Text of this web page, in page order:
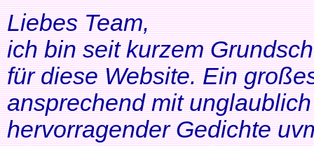
Liebes Team,
ich bin seit kurzem
für diese Website. Ein
ansprechend mit
hervorragender Gedichte